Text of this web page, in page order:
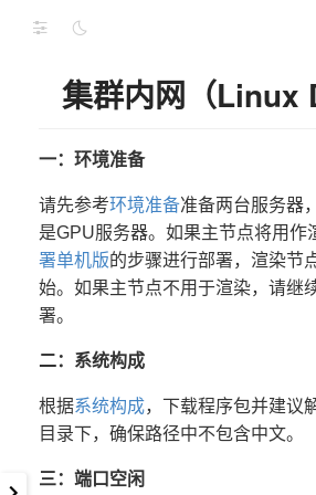
集群内网（Linux
一：环境准备
请先参考环境准备准备两台服务器
是GPU服务器。如果主节点将用作
署单机版的步骤进行部署，渲染节
始。如果主节点不用于渲染，请继
署。
二：系统构成
根据系统构成，下载程序包并建议
目录下，确保路径中不包含中文。
三：端口空闲